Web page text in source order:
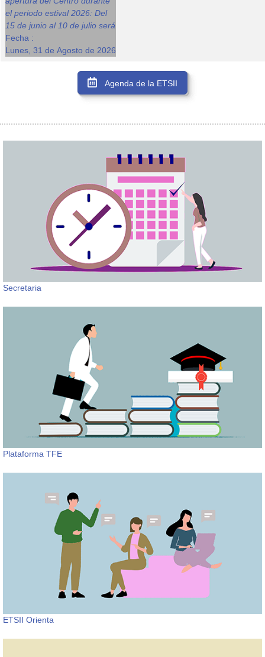
el periodo estival 2026: Del
15 de junio al 10 de julio será
Fecha :
Lunes, 31 de Agosto de 2026
Agenda de la ETSII
Secretaria
Plataforma TFE
ETSII Orienta